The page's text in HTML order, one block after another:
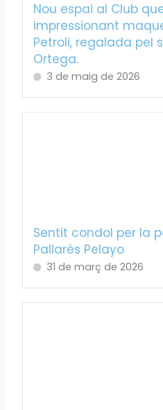
Nou espai al Club
impressionant
Petroli, regalada pel
Ortega.
3 de maig de 2026
Sentit condol per la
Pallarès Pelayo
31 de març de 2026